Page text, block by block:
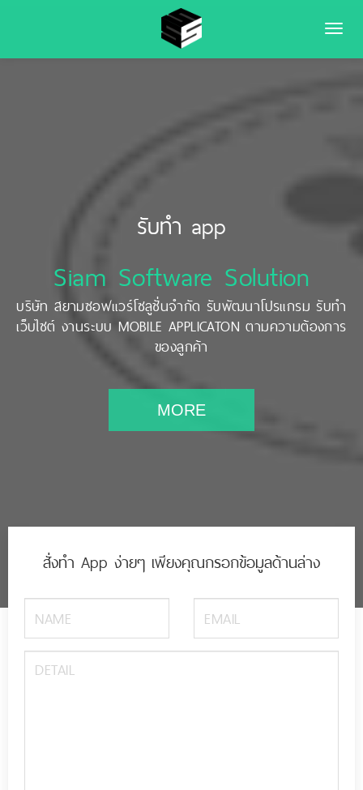
Toggle
รับทำ app
Siam Software Solution
บริษัท สยามซอฟแวร์โซลูชั่นจำกัด รับพัฒนาโปรแกรม รับทำ
เว็บไซต์ งานระบบ MOBILE APPLICATON ตามความต้องการ
ของลูกค้า
MORE
สั่งทำ App ง่ายๆ เพียงคุณกรอกข้อมูลด้านล่าง